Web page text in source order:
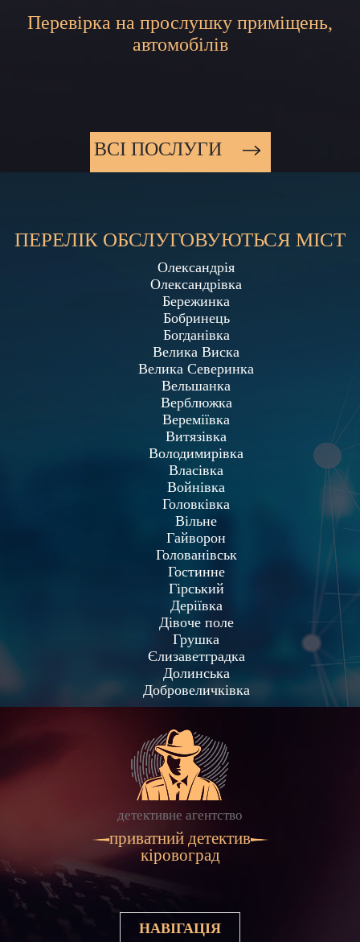
Перевірка на прослушку приміщень,
автомобілів
ВСI ПОСЛУГИ
ПЕРЕЛІК ОБСЛУГОВУЮТЬСЯ МІСТ
Олександрія
Олександрівка
Бережинка
Бобринець
Богданівка
Велика Виска
Велика Северинка
Вельшанка
Верблюжка
Вереміївка
Витязівка
Володимирівка
Власівка
Войнівка
Головківка
Вільне
Гайворон
Голованівськ
Гостинне
Гірський
Деріївка
Дівоче поле
Грушка
Єлизаветградка
Долинська
Добровеличківка
детективне агентство
приватний детектив
кіровоград
НАВІГАЦІЯ